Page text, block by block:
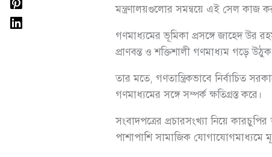
মন্ত্রণালয়গুলোর সমন্বয়ে এই সেল কাজ
গণমাধ্যমের ভূমিকা প্রসঙ্গে জাহেদ
প্রাণবন্ত ও শক্তিশালী গণমাধ্যম গড়ে
তার মতে, গণতান্ত্রিকভাবে নির্বাচিত
গণমাধ্যমের সঙ্গে সম্পর্ক ক্ষতিগ্রস্ত করে।
সংবাদপত্রের প্রচারসংখ্যা নিয়ে
পাশাপাশি সামাজিক যোগাযোগমাধ্যমে